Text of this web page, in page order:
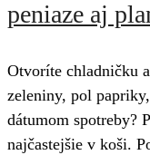
peniaze aj
Otvoríte chladničku
zeleniny, pol
dátumom spotreby?
najčastejšie v koši.